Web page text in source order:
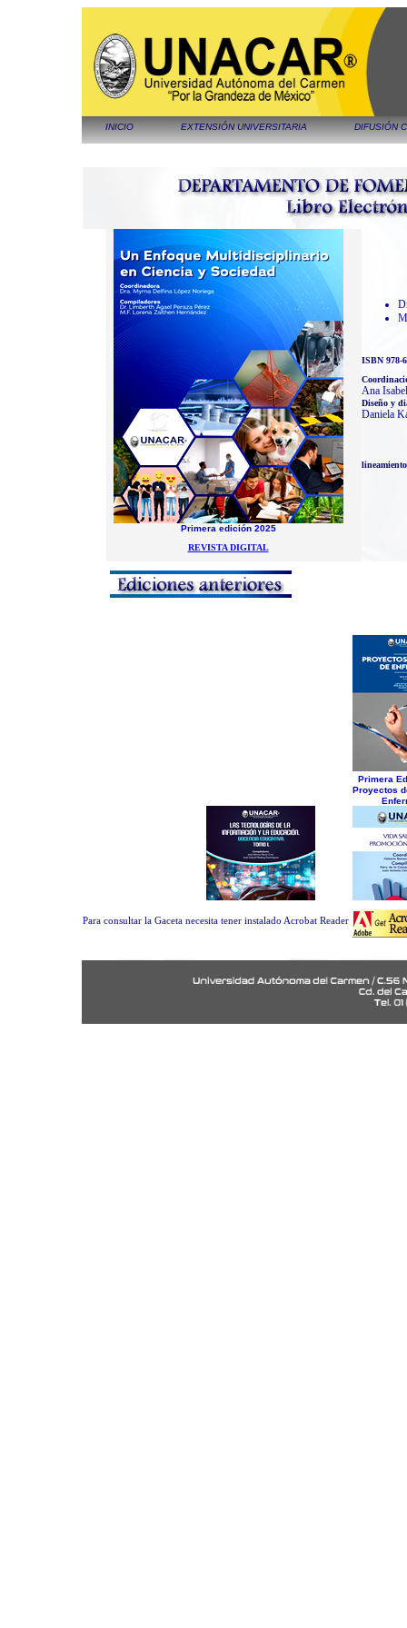
INICIO EXTENSIÓN UNIVERSITARIA DIFUSIÓN
Primera edición 2025
REVISTA DIGITAL
ISBN 978-
Ana
Diseño y
Daniela
Para consultar la Gaceta necesita tener instalado Acrobat Reader